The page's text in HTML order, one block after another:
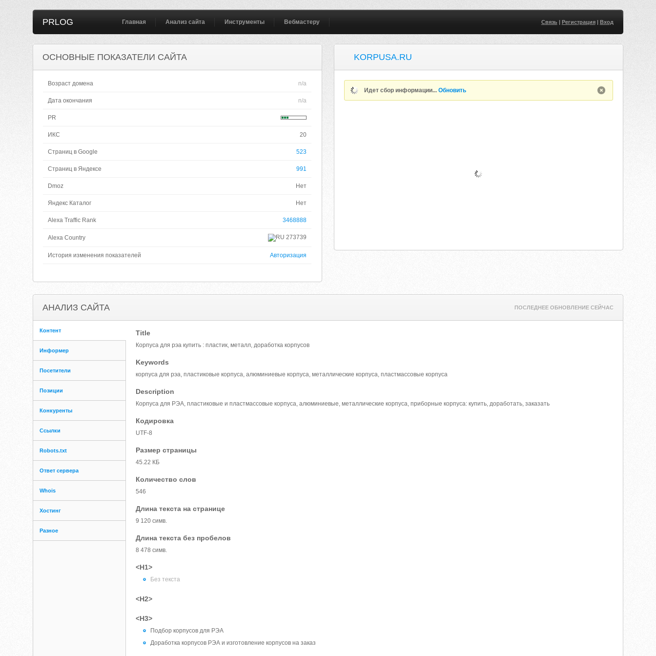
PRLOG Главная Анализ сайта Инструменты Вебмастеру Связь| Регистрация| Вход
ОСНОВНЫЕ ПОКАЗАТЕЛИ САЙТА
Возраст домена n/a
Дата окончания n/a
PR
ИКС 20
Страниц в Google 523
Страниц в Яндексе 991
Dmoz Нет
Яндекс Каталог Нет
Alexa Traffic Rank 3468888
Alexa Country 273739
История изменения показателей Авторизация
KORPUSA.RU
Идет сбор информации...Обновить
АНАЛИЗ САЙТА ПОСЛЕДНЕЕ ОБНОВЛЕНИЕ СЕЙЧАС
Контент
Информер
Посетители
Позиции
Конкуренты
Ссылки
Robots.txt
Ответ сервера
Whois
Хостинг
Разное
Title
Корпуса для рэа купить : пластик, металл, доработка корпусов
Keywords
корпуса для рэа, пластиковые корпуса, алюминиевые корпуса, металлические корпуса, пластмассовые корпуса
Description
Корпуса для РЭА, пластиковые и пластмассовые корпуса, алюминиевые, металлические корпуса, приборные корпуса: купить, доработать, заказать
Кодировка
UTF-8
Размер страницы
45.22 КБ
Количество слов
546
Длина текста на странице
9 120 симв.
Длина текста без пробелов
8 478 симв.
<H1>
Без текста
<H2>
<H3>
Подбор корпусов для РЭА
Доработка корпусов РЭА и изготовление корпусов на заказ